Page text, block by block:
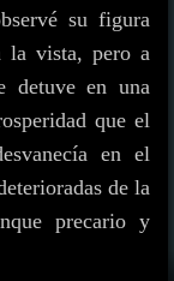
su figura
la vista, pero a
detuve en una
que el
en el
de la
precario y